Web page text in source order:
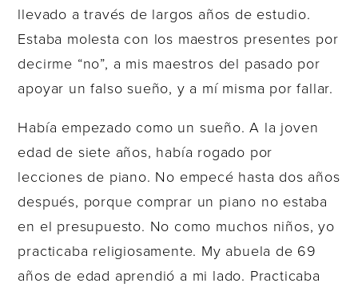
llevado a través de largos años de estudio.
Estaba molesta con los maestros presentes por
decirme “no”, a mis maestros del pasado por
apoyar un falso sueño, y a mí misma por fallar.
Había empezado como un sueño. A la joven
edad de siete años, había rogado por
lecciones de piano. No empecé hasta dos años
después, porque comprar un piano no estaba
en el presupuesto. No como muchos niños, yo
practicaba religiosamente. My abuela de 69
años de edad aprendió a mi lado. Practicaba